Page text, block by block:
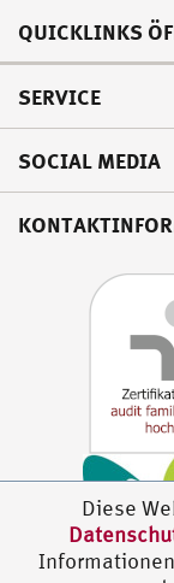
Diese
QUICKLINKS
SERVICE
SOCIAL MEDIA